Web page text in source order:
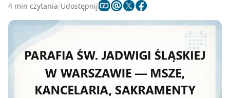
4 min czytania Udostępnij